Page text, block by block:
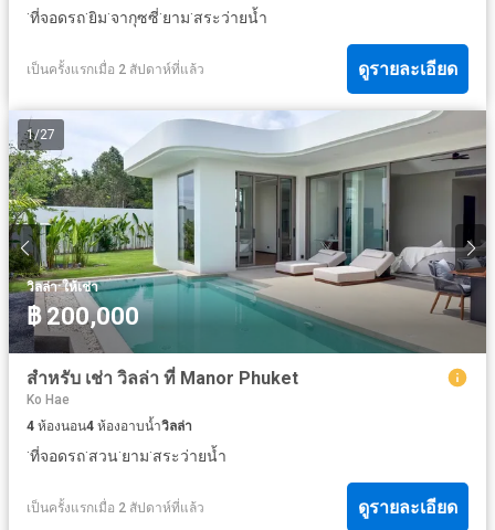
·ที่จอดรถ·ยิม·จากุซซี่·ยาม·สระว่ายน้ำ
เป็นครั้งแรกเมื่อ 2 สัปดาห์ที่แล้ว ดูรายละเอียด
1/27
วิลล่า·ให้เช่า
฿ 200,000
สำหรับ เช่า วิลล่า ที่ Manor Phuket
Ko Hae
4 ห้องนอน4 ห้องอาบน้ำวิลล่า
·ที่จอดรถ·สวน·ยาม·สระว่ายน้ำ
เป็นครั้งแรกเมื่อ 2 สัปดาห์ที่แล้ว ดูรายละเอียด